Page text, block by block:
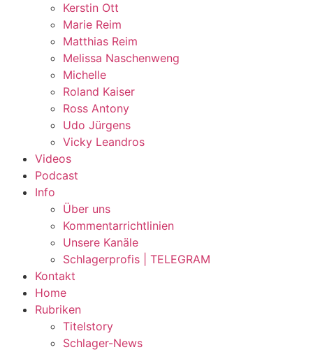
Kerstin Ott
Marie Reim
Matthias Reim
Melissa Naschenweng
Michelle
Roland Kaiser
Ross Antony
Udo Jürgens
Vicky Leandros
Videos
Podcast
Info
Über uns
Kommentarrichtlinien
Unsere Kanäle
Schlagerprofis | TELEGRAM
Kontakt
Home
Rubriken
Titelstory
Schlager-News